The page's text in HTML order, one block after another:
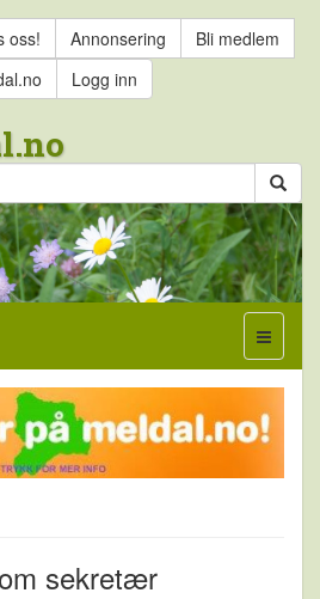
oss! Annonsering
Bli medlem
Logg inn
sekretær